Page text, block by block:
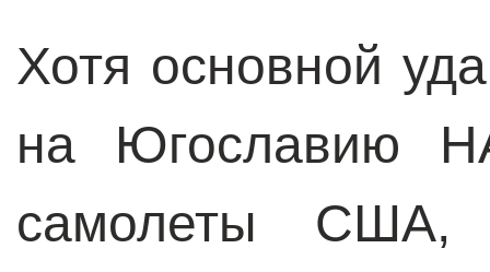
Хотя основной
на Югославию
самолеты